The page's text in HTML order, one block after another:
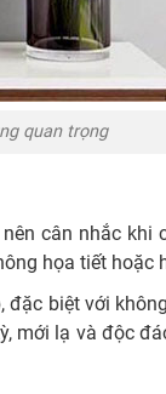
quan trọng
cân nhắc khi
họa tiết hoặc
biệt với
mới lạ và độc